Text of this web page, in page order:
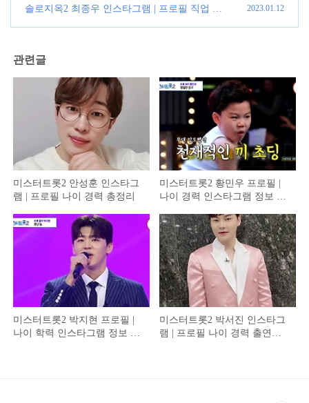
야할 넷플릭스 신작?
(5)
솔로지옥2 최종우 인스타그램 | 프로필 직업 나
2023.01.12
관련글
미스터트롯2 안성훈 인스타그
램 | 프로필 나이 경력 총정리
미스터트롯2 황민우 프로필 |
나이 경력 인스타그램 정보 총
미스터트롯2 박지현 프로필 |
나이 학력 인스타그램 정보 총
미스터트롯2 박서진 인스타그
램 | 프로필 나이 경력 출연이